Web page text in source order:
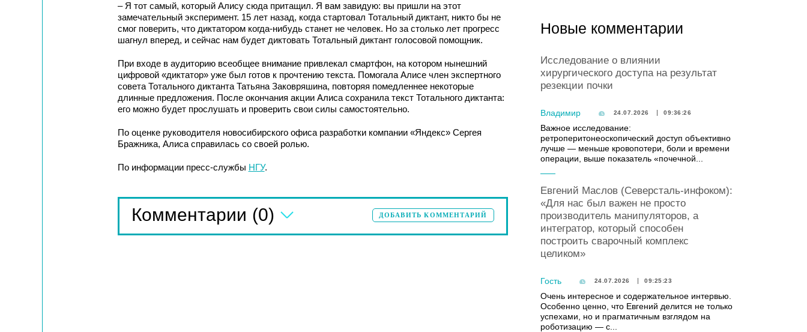
– Я тот самый, который Алису сюда притащил. Я вам завидую: вы пришли на этот
замечательный эксперимент. 15 лет назад, когда стартовал Тотальный диктант, никто бы не
смог поверить, что диктатором когда-нибудь станет не человек. Но за столько лет прогресс
шагнул вперед, и сейчас нам будет диктовать Тотальный диктант голосовой помощник.
При входе в аудиторию всеобщее внимание привлекал смартфон, на котором нынешний
цифровой «диктатор» уже был готов к прочтению текста. Помогала Алисе член экспертного
совета Тотального диктанта Татьяна Заковряшина, повторяя помедленнее некоторые
длинные предложения. После окончания акции Алиса сохранила текст Тотального диктанта:
его можно будет прослушать и проверить свои силы самостоятельно.
По оценке руководителя новосибирского офиса разработки компании «Яндекс» Сергея
Бражника, Алиса справилась со своей ролью.
По информации пресс-службы НГУ.
Комментарии (0) ДОБАВИТЬ КОММЕНТАРИЙ
Новые комментарии
Исследование о влиянии
хирургического доступа на результат
резекции почки
Владимир 24.07.2026 09:36:26
Важное исследование:
ретроперитонеоскопический доступ объективно
лучше — меньше кровопотери, боли и времени
операции, выше показатель «почечной...
Евгений Маслов (Северсталь-инфоком):
«Для нас был важен не просто
производитель манипуляторов, а
интегратор, который способен
построить сварочный комплекс
целиком»
Гость 24.07.2026 09:25:23
Очень интересное и содержательное интервью.
Особенно ценно, что Евгений делится не только
успехами, но и прагматичным взглядом на
роботизацию — с...